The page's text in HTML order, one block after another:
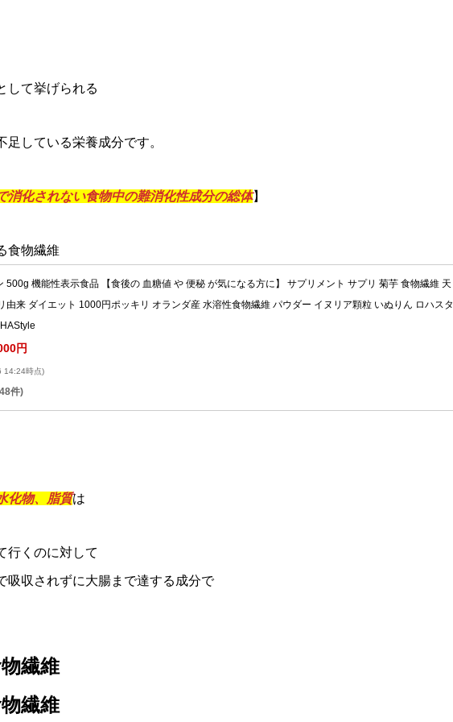
して挙げられる
足している栄養成分です。
消化されない食物中の難消化性成分の総体】
食物繊維
500g 機能性表示食品 【食後の 血糖値 や 便秘 が気になる方に】 サプリメント サプリ 菊芋 食物繊維 天
由来 ダイエット 1000円ポッキリ オランダ産 水溶性食物繊維 パウダー イヌリア顆粒 いぬりん ロハスタ
円
14:24時点)
件)
化物、脂質は
行くのに対して
吸収されずに大腸まで達する成分で
繊維
繊維